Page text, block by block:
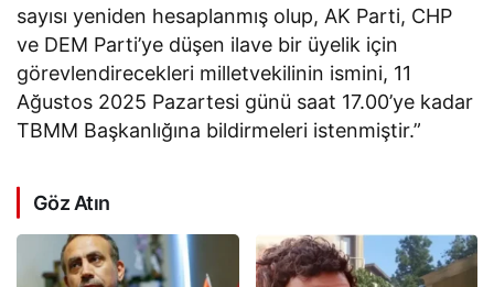
sayısı yeniden hesaplanmış olup, AK Parti, CHP
ve DEM Parti’ye düşen ilave bir üyelik için
görevlendirecekleri milletvekilinin ismini, 11
Ağustos 2025 Pazartesi günü saat 17.00’ye kadar
TBMM Başkanlığına bildirmeleri istenmiştir.”
Göz Atın